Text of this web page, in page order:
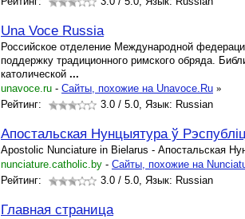
Una Voce Russia
Российское отделение Международной
поддержку традиционного римского обряда.
католической ...
unavoce.ru - Cайты, похожие на Unavoce.Ru »
Рейтинг:
3.0 / 5.0, Язык: Russian
Апостальская Нунцыятура ў
Apostolic Nunciature in Bielarus - Апостальская
nunciature.catholic.by - Cайты, похожие на
Рейтинг:
3.0 / 5.0, Язык: Russian
Главная страница